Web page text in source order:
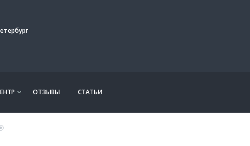
ОТЗЫВЫ СТАТЬИ